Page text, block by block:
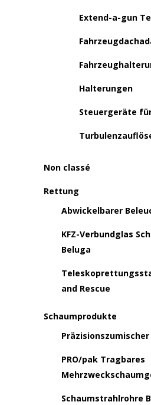
Extend-a-gun
Halterungen
Steuergeräte
Non classé
Rettung
Abwickelbarer
KFZ-Verbundglas
Beluga
and Rescue
Schaumprodukte
PRO/pak Tragbares
Schaumstrahlrohre